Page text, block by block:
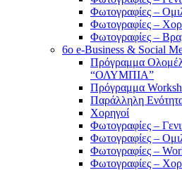
Φωτογραφίες –
Φωτογραφίες –
Φωτογραφίες –
6o e-Business & Social
Πρόγραμμα
“ΟΛΥΜΠΙΑ”
Πρόγραμμα
Παράλληλη
Χορηγοί
Φωτογραφίες –
Φωτογραφίες –
Φωτογραφίες –
Φωτογραφίες –